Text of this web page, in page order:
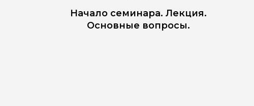
Начало семинара. Лекция.
Основные вопросы.